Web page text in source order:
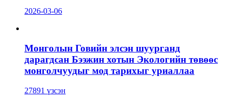
2026-03-06
Монголын Говийн элсэн шуурганд
дарагдсан Бээжин хотын Экологийн төвөөс
монголчуудыг мод тарихыг уриаллаа
27891 үзсэн